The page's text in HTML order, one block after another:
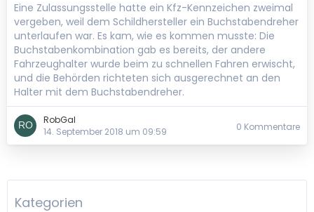
Eine Zulassungsstelle hatte ein Kfz-Kennzeichen zweimal
vergeben, weil dem Schildhersteller ein Buchstabendreher
unterlaufen war. Es kam, wie es kommen musste: Die
Buchstabenkombination gab es bereits, der andere
Fahrzeughalter wurde beim zu schnellen Fahren erwischt,
und die Behörden richteten sich ausgerechnet an den
Halter mit dem Buchstabendreher.
RobGal
14. September 2018 um 09:59
0 Kommentare
Kategorien